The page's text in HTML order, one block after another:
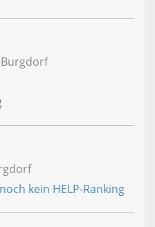
Burgdorf